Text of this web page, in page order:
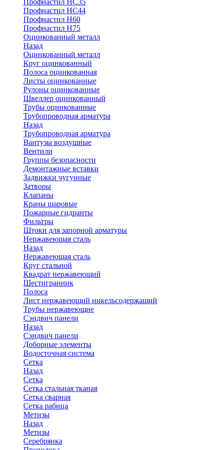
Профнастил НС35
Профнастил НС44
Профнастил Н60
Профнастил Н75
Оцинкованный металл
Назад
Оцинкованный металл
Круг оцинкованный
Полоса оцинкованная
Листы оцинкованные
Рулоны оцинкованные
Швеллер оцинкованный
Трубы оцинкованные
Трубопроводная арматура
Назад
Трубопроводная арматура
Вантузы воздушные
Вентили
Группы безопасности
Демонтажные вставки
Задвижки чугунные
Затворы
Клапаны
Краны шаровые
Пожарные гидранты
Фильтры
Штоки для запорной арматуры
Нержавеющая сталь
Назад
Нержавеющая сталь
Круг стальной
Квадрат нержавеющий
Шестигранник
Полоса
Лист нержавеющий никельсодержащий
Трубы нержавеющие
Сэндвич панели
Назад
Сэндвич панели
Доборные элементы
Водосточная система
Сетка
Назад
Сетка
Сетка стальная тканая
Сетка сварная
Сетка рабица
Метизы
Назад
Метизы
Серебрянка